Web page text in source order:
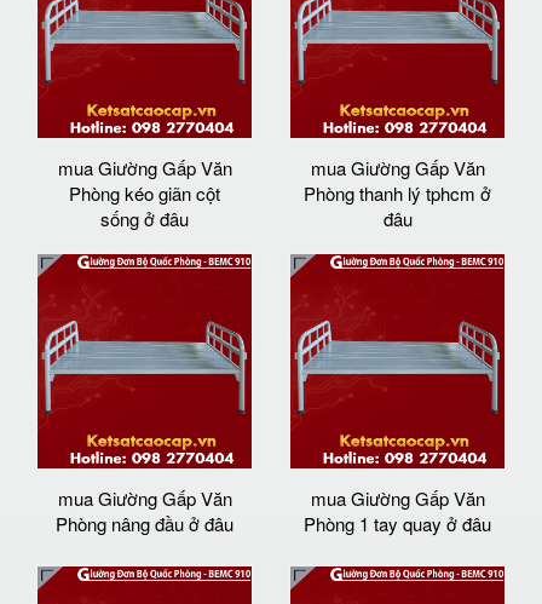
mua Giường Gấp Văn
Phòng kéo giãn cột
sống ở đâu
mua Giường Gấp Văn
Phòng thanh lý tphcm ở
đâu
mua Giường Gấp Văn
Phòng nâng đầu ở đâu
mua Giường Gấp Văn
Phòng 1 tay quay ở đâu